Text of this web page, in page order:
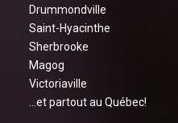
Drummondville
Saint-Hyacinthe
Sherbrooke
Magog
Victoriaville
...et partout au Québec!